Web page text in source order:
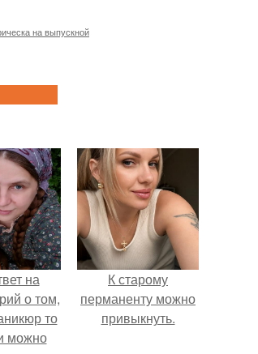
на выпускной
на
о том,
то
можно
К старому
перманенту можно
привыкнуть.